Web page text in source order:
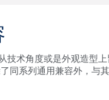
技术角度或是外观造型
同系列通用兼容外，与